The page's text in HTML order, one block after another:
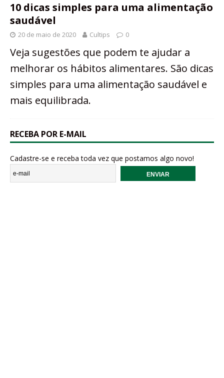
10 dicas simples para uma alimentação
saudável
20 de maio de 2020 Cultips 0
Veja sugestões que podem te ajudar a
melhorar os hábitos alimentares. São dicas
simples para uma alimentação saudável e
mais equilibrada.
RECEBA POR E-MAIL
Cadastre-se e receba toda vez que postamos algo novo!